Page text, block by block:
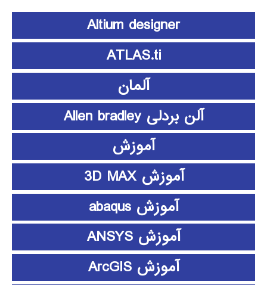
Altium designer
ATLAS.ti
آلمان
آلن بردلی Allen bradley
آموزش
آموزش 3D MAX
آموزش abaqus
آموزش ANSYS
آموزش ArcGIS